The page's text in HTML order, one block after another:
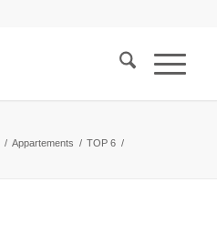
/ Appartements / TOP 6 /